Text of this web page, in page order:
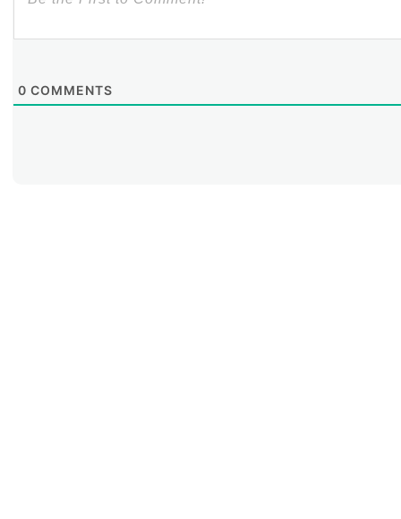
0 COMMENTS